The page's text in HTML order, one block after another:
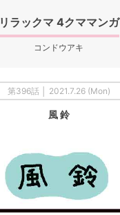
リラックマ 4クママンガ
コンドウアキ
第396話 │ 2021.7.26 (Mon)
風 鈴